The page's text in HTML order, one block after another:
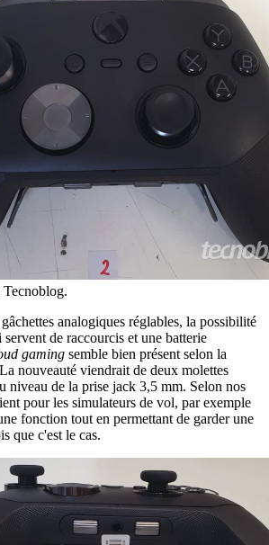
analogiques réglables, la possibilité
de raccourcis et une batterie
gaming semble bien présent selon la
nouveauté viendrait de deux molettes
niveau de la prise jack 3,5 mm. Selon nos
pour les simulateurs de vol, par exemple
fonction tout en permettant de garder une
que c'est le cas.